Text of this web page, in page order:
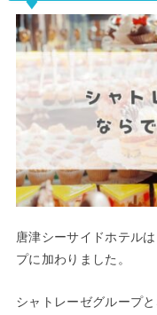
唐津シーサイドホテル
プに加わりました。
シャトレーゼグループ